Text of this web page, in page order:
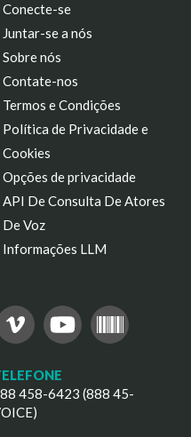
Conecte-se
Juntar-se a nós
Sobre nós
Contate-nos
Termos e Condições
Política de Privacidade e
Cookies
Opções de privacidade
API De Consulta De Atores
De Voz
Informações LLM
458-6423 (888 45-